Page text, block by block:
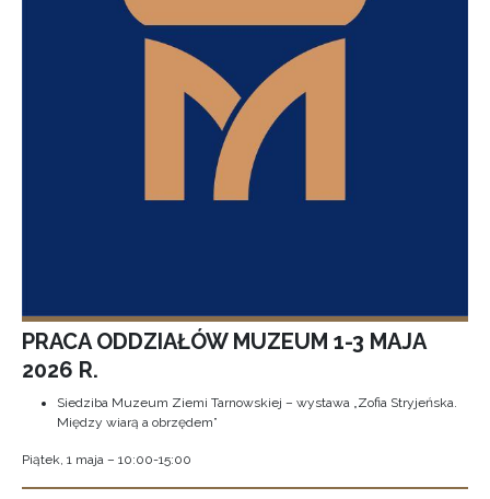
PRACA ODDZIAŁÓW MUZEUM 1-3 MAJA
2026 R.
Siedziba Muzeum Ziemi Tarnowskiej – wystawa „Zofia Stryjeńska.
Między wiarą a obrzędem”
Piątek, 1 maja – 10:00-15:00